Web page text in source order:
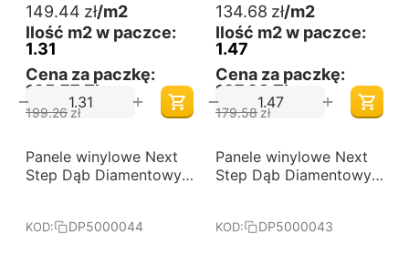
149.44 zł/m2
Ilość m2 w paczce:
1.31
Cena za paczkę:
195,77 Zł
199.26 zł
+
−
134.68 zł/m2
Ilość m2 w paczce:
1.47
Cena za paczkę:
197,98 Zł
179.58zł
+
−
-25%
Darmowa dostawa
od 60 m2
Panele winylowe Next
Step Dąb Diamentowy
KOD: DP5000044
-25%
Darmowa dostawa
od 60 m2
Panele winylowe Next
Step Dąb Diamentowy
KOD: DP5000043